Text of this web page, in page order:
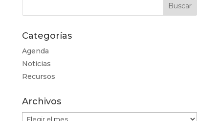
Categorías
Agenda
Noticias
Recursos
Archivos
Archivos